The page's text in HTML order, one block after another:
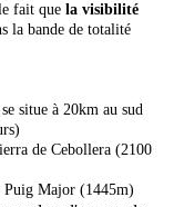
fait que la visibilité
la bande de totalité
situe à 20km au sud
de Cebollera (2100
Puig Major (1445m)